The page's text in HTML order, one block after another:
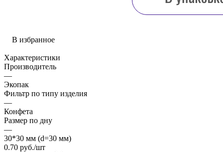
В избранное
Характеристики
Производитель
—
Экопак
Фильтр по типу изделия
—
Конфета
Размер по дну
—
30*30 мм (d=30 мм)
0.70 руб./шт